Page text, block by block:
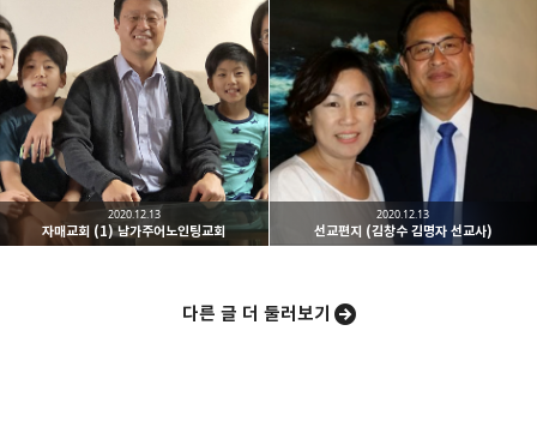
자매교회 (1) 남가주어노인팅교회
2020.12.13
선교편지 (김창수 김명자 선교사)
2020.12.13
다른 글 더 둘러보기